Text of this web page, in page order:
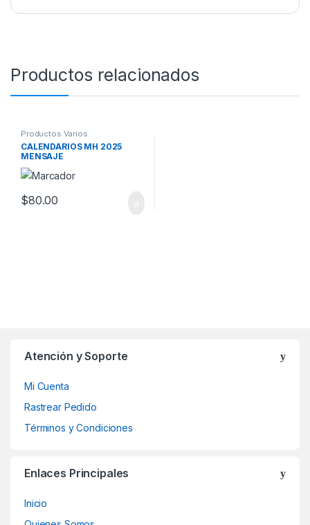
Productos relacionados
Productos Varios
CALENDARIOS MH 2025
MENSAJE
$80.00
Atención y Soporte
Mi Cuenta
Rastrear Pedido
Términos y Condiciones
Enlaces Principales
Inicio